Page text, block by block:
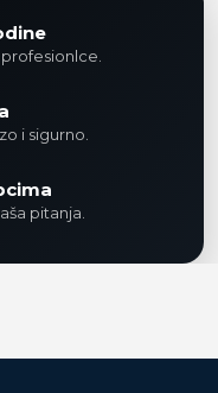
i sigurno.
pitanja.